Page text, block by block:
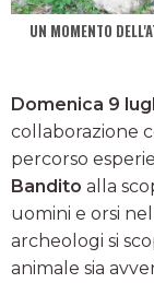
UN MOMENTO
Domenica 9
collaborazione
percorso
Bandito alla
uomini e orsi
archeologi si
animale sia